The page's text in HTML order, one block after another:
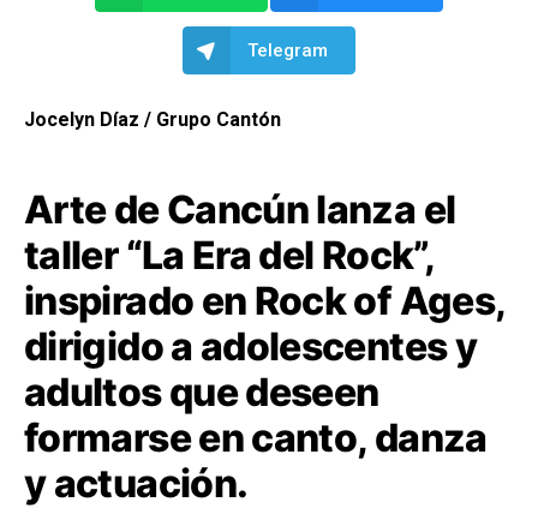
Telegram
Jocelyn Díaz / Grupo Cantón
Arte de Cancún lanza el
taller “La Era del Rock”,
inspirado en Rock of Ages,
dirigido a adolescentes y
adultos que deseen
formarse en canto, danza
y actuación.